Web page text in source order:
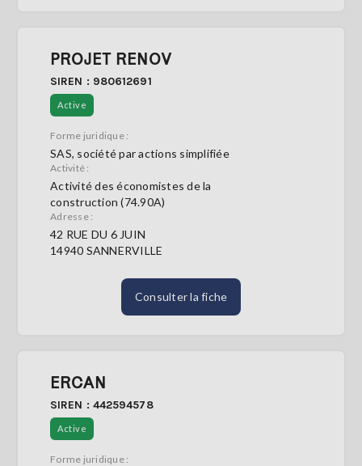
PROJET RENOV
SIREN : 980612691
Active
Forme juridique :
SAS, société par actions simplifiée
Activité :
Activité des économistes de la
construction (74.90A)
Adresse :
42 RUE DU 6 JUIN
14940 SANNERVILLE
Consulter la fiche
ERCAN
SIREN : 442594578
Active
Forme juridique :